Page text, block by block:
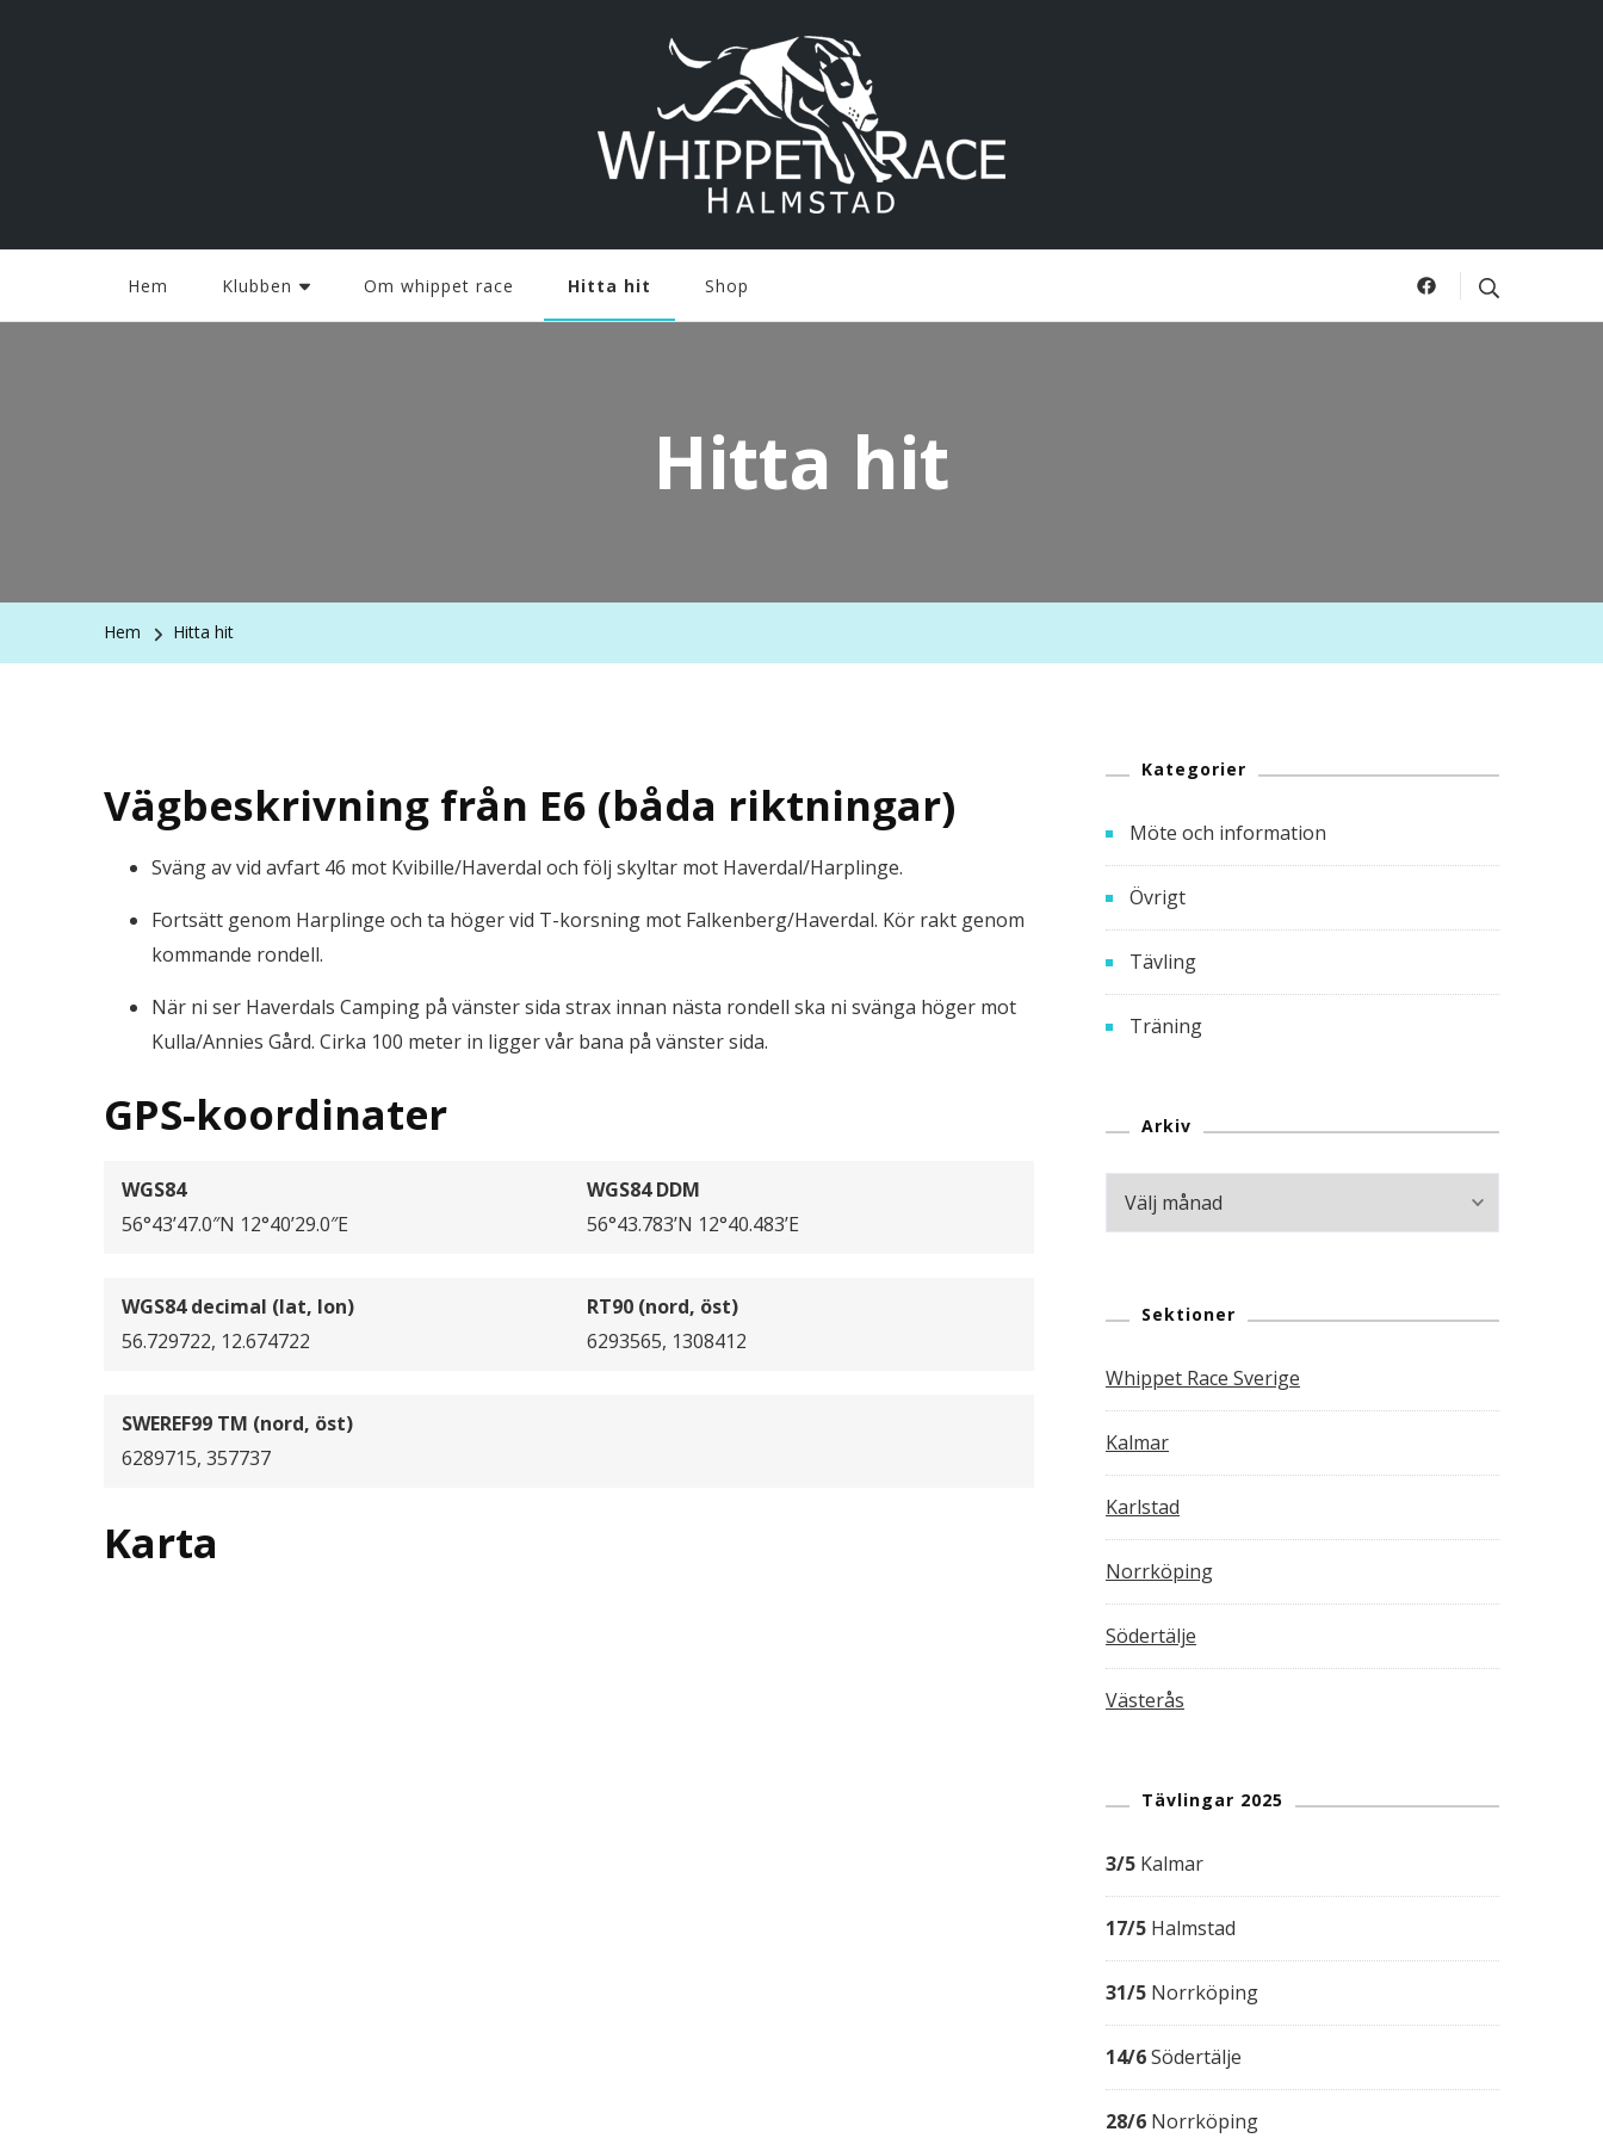
Hem Klubben Om whippet race Hitta hit Shop
Hitta hit
Hem Hitta hit
Vägbeskrivning från E6 (båda riktningar)
Sväng av vid avfart 46 mot Kvibille/Haverdal och följ skyltar mot Haverdal/Harplinge.
Fortsätt genom Harplinge och ta höger vid T-korsning mot Falkenberg/Haverdal. Kör rakt genom
kommande rondell.
När ni ser Haverdals Camping på vänster sida strax innan nästa rondell ska ni svänga höger mot
Kulla/Annies Gård. Cirka 100 meter in ligger vår bana på vänster sida.
GPS-koordinater
WGS84
56°43’47.0″N 12°40’29.0″E
WGS84 DDM
56°43.783’N 12°40.483’E
WGS84 decimal (lat, lon)
56.729722, 12.674722
RT90 (nord, öst)
6293565, 1308412
SWEREF99 TM (nord, öst)
6289715, 357737
Karta
Kategorier
Möte och information
Övrigt
Tävling
Träning
Arkiv
Sektioner
Whippet Race Sverige
Kalmar
Karlstad
Norrköping
Södertälje
Västerås
Tävlingar 2025
3/5 Kalmar
17/5 Halmstad
31/5 Norrköping
14/6Södertälje
28/6 Norrköping